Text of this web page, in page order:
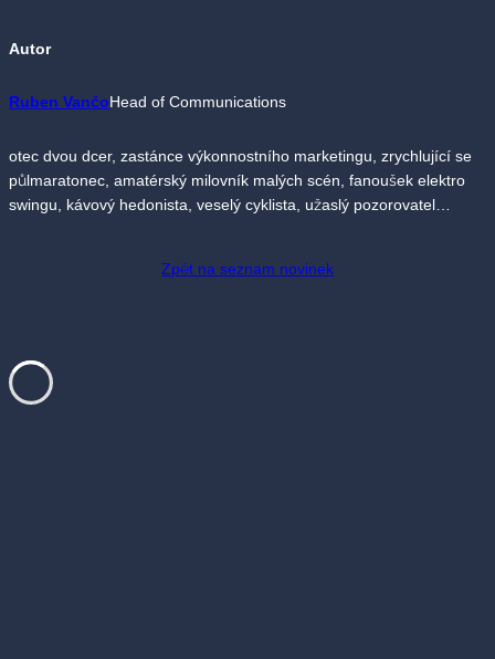
Autor
Ruben VančoHead of Communications
otec dvou dcer, zastánce výkonnostního marketingu, zrychlující se
půlmaratonec, amatérský milovník malých scén, fanoušek elektro
swingu, kávový hedonista, veselý cyklista, užaslý pozorovatel…
Zpět na seznam novinek